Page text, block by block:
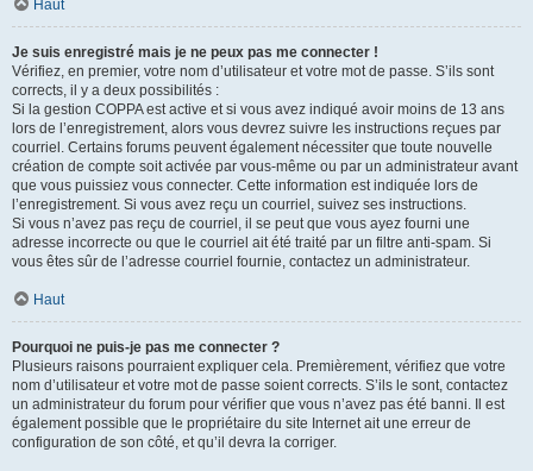
Haut
Je suis enregistré mais je ne peux pas me connecter !
Vérifiez, en premier, votre nom d’utilisateur et votre mot de passe. S’ils sont
corrects, il y a deux possibilités :
Si la gestion COPPA est active et si vous avez indiqué avoir moins de 13 ans
lors de l’enregistrement, alors vous devrez suivre les instructions reçues par
courriel. Certains forums peuvent également nécessiter que toute nouvelle
création de compte soit activée par vous-même ou par un administrateur avant
que vous puissiez vous connecter. Cette information est indiquée lors de
l’enregistrement. Si vous avez reçu un courriel, suivez ses instructions.
Si vous n’avez pas reçu de courriel, il se peut que vous ayez fourni une
adresse incorrecte ou que le courriel ait été traité par un filtre anti-spam. Si
vous êtes sûr de l’adresse courriel fournie, contactez un administrateur.
Haut
Pourquoi ne puis-je pas me connecter ?
Plusieurs raisons pourraient expliquer cela. Premièrement, vérifiez que votre
nom d’utilisateur et votre mot de passe soient corrects. S’ils le sont, contactez
un administrateur du forum pour vérifier que vous n’avez pas été banni. Il est
également possible que le propriétaire du site Internet ait une erreur de
configuration de son côté, et qu’il devra la corriger.